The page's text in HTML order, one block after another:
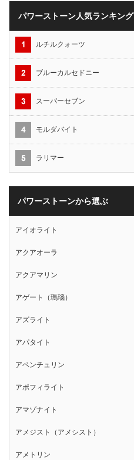
パワーストーン人気ランキング
ルチルクォーツ
ブルーカルセドニー
スーパーセブン
モルダバイト
ラリマー
パワーストーンから選ぶ
アイオライト
アクアオーラ
アクアマリン
アゲート（瑪瑙）
アズライト
アパタイト
アベンチュリン
アポフィライト
アマゾナイト
アメジスト（アメシスト）
アメトリン